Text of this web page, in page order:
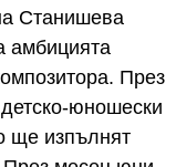
Станишева
амбицията
През
юношески
ще изпълнят